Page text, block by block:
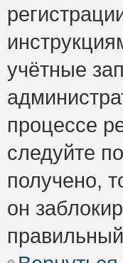
учётные
процессе
следуйте
получено,
он